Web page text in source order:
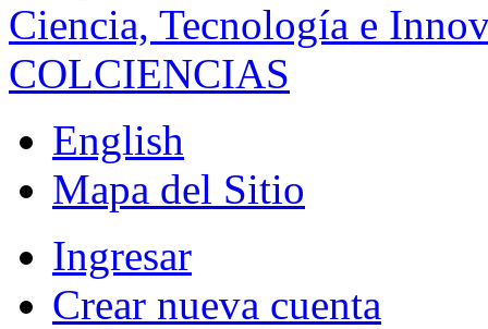
English
Mapa del Sitio
Ingresar
Crear nueva cuenta